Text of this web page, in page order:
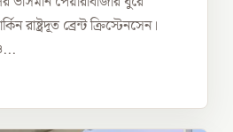
রাষ্ট্রদূত ব্রেন্ট ক্রিস্টেনসেন।